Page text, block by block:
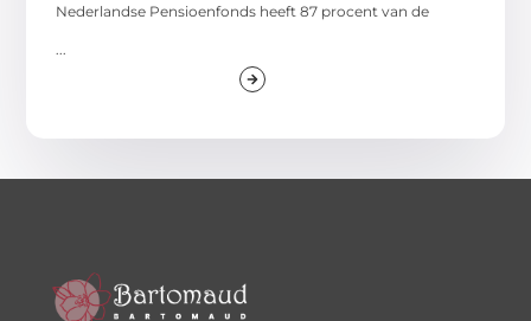
Nederlandse Pensioenfonds heeft 87 procent van de
...